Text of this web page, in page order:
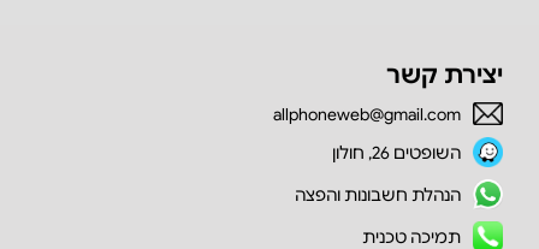
יצירת קשר
allphoneweb@gmail.com
השופטים 26, חולון
הנהלת חשבונות והפצה
תמיכה טכנית